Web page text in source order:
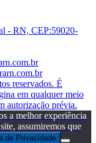
- RN, CEP:59020-
reservados. É
em qualquer meio
autorização prévia.
a melhor experiência
assumiremos que
de Privacidade